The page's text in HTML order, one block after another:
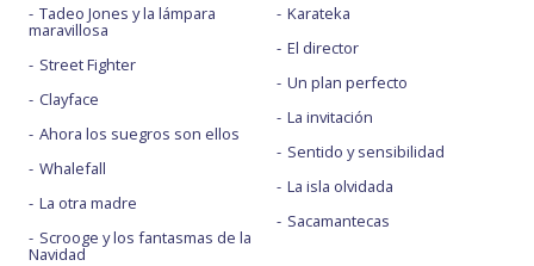
Tadeo Jones y la lámpara
maravillosa
Street Fighter
Clayface
Ahora los suegros son ellos
Whalefall
La otra madre
Scrooge y los fantasmas de la
Navidad
Karateka
El director
Un plan perfecto
La invitación
Sentido y sensibilidad
La isla olvidada
Sacamantecas